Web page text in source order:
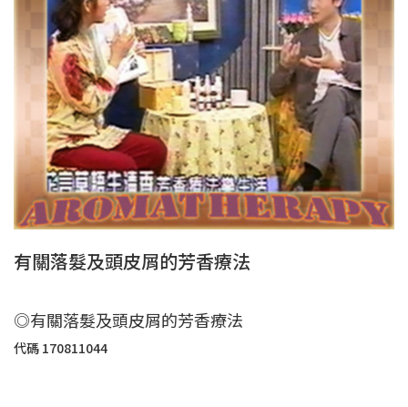
有關落髮及頭皮屑的芳香療法
◎有關落髮及頭皮屑的芳香療法
代碼 170811044